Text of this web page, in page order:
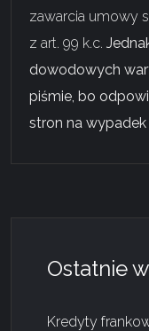
zawarcia umowy
z art. 99 k.c.
dowodowych
piśmie, bo
stron na
Ostatnie
Kredyty